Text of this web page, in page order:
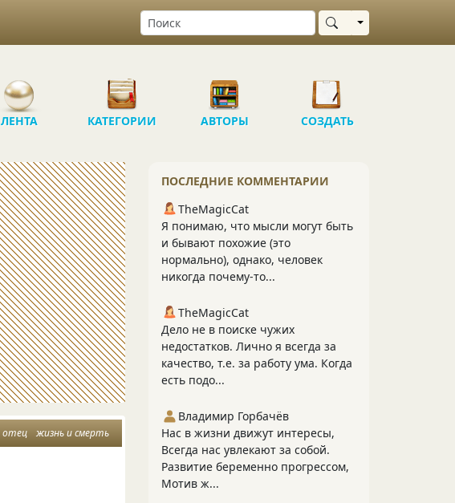
Выбрать область
ЛЕНТА КАТЕГОРИИ АВТОРЫ СОЗДАТЬ
отец жизнь и смерть
ПОСЛЕДНИЕ КОММЕНТАРИИ
TheMagicCat
Я понимаю, что мысли могут быть
и бывают похожие (это
нормально), однако, человек
никогда почему-то...
TheMagicCat
Дело не в поиске чужих
недостатков. Лично я всегда за
качество, т.е. за работу ума. Когда
есть подо...
Владимир Горбачёв
Нас в жизни движут интересы,
Всегда нас увлекают за собой.
Развитие беременно прогрессом,
Мотив ж...